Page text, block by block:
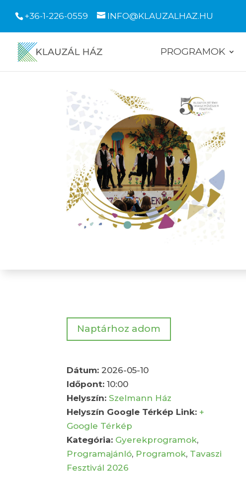
+36-1-226-0559 INFO@KLAUZALHAZ.HU
PROGRAMOK
Naptárhoz adom
Dátum:2026-05-10
Időpont:10:00
Helyszín: Szelmann Ház
Helyszín Google Térkép Link: +
Google Térkép
Kategória: Gyerekprogramok,
Programajánló, Programok, Tavaszi
Fesztivál 2026